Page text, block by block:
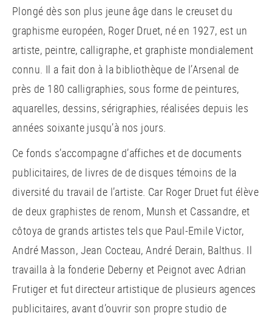
Plongé dès son plus jeune âge dans le creuset du
graphisme européen, Roger Druet, né en 1927, est un
artiste, peintre, calligraphe, et graphiste mondialement
connu. Il a fait don à la bibliothèque de l’Arsenal de
près de 180 calligraphies, sous forme de peintures,
aquarelles, dessins, sérigraphies, réalisées depuis les
années soixante jusqu’à nos jours.
Ce fonds s’accompagne d’affiches et de documents
publicitaires, de livres de de disques témoins de la
diversité du travail de l’artiste. Car Roger Druet fut élève
de deux graphistes de renom, Munsh et Cassandre, et
côtoya de grands artistes tels que Paul-Emile Victor,
André Masson, Jean Cocteau, André Derain, Balthus. Il
travailla à la fonderie Deberny et Peignot avec Adrian
Frutiger et fut directeur artistique de plusieurs agences
publicitaires, avant d’ouvrir son propre studio de